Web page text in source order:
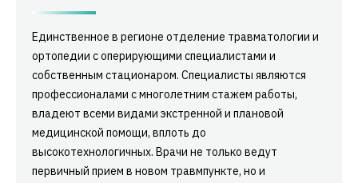
Единственное в регионе отделение травматологии и
ортопедии с оперирующими специалистами и
собственным стационаром. Специалисты являются
профессионалами с многолетним стажем работы,
владеют всеми видами экстренной и плановой
медицинской помощи, вплоть до
высокотехнологичных. Врачи не только ведут
первичный прием в новом травмпункте, но и